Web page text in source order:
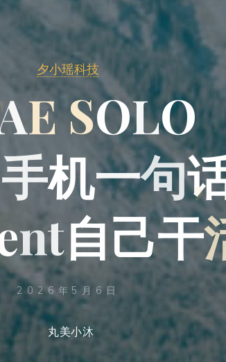
夕小瑶科技
E SOLO
手机一句
nt自己干
2026年5月6日
丸美小沐